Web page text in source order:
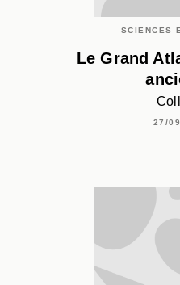
SCIENCES
Le Grand
27/